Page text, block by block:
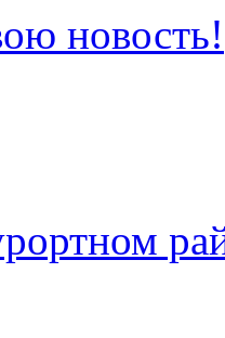
новость!